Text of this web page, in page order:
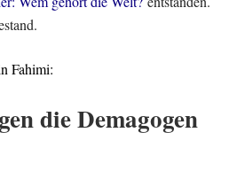
Fahimi:
die Demagogen